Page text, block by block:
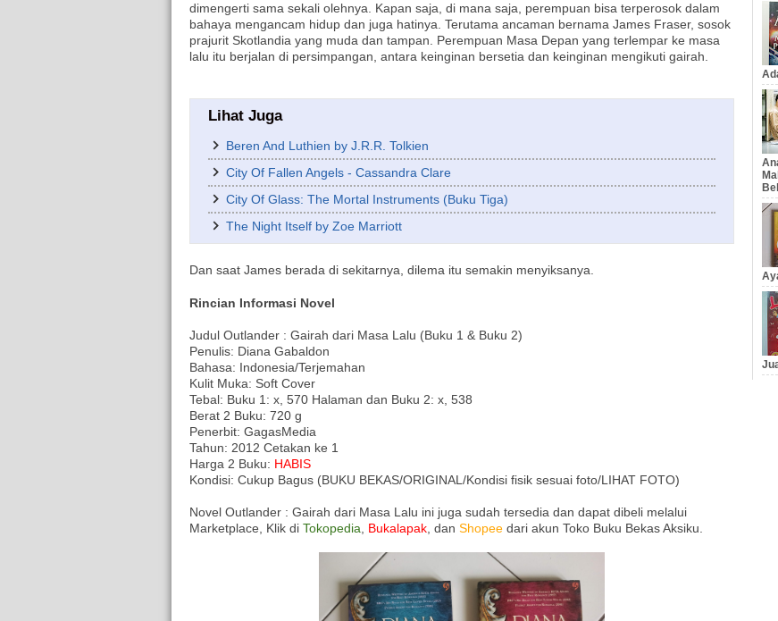
dimengerti sama sekali olehnya. Kapan saja, di mana saja, perempuan bisa terperosok dalam
bahaya mengancam hidup dan juga hatinya. Terutama ancaman bernama James Fraser, sosok
prajurit Skotlandia yang muda dan tampan. Perempuan Masa Depan yang terlempar ke masa
lalu itu berjalan di persimpangan, antara keinginan bersetia dan keinginan mengikuti gairah.
Lihat Juga
Beren And Luthien by J.R.R. Tolkien
City Of Fallen Angels - Cassandra Clare
City Of Glass: The Mortal Instruments (Buku Tiga)
The Night Itself by Zoe Marriott
Dan saat James berada di sekitarnya, dilema itu semakin menyiksanya.
Rincian Informasi Novel
Judul Outlander : Gairah dari Masa Lalu (Buku 1 & Buku 2)
Penulis: Diana Gabaldon
Bahasa: Indonesia/Terjemahan
Kulit Muka: Soft Cover
Tebal: Buku 1: x, 570 Halaman dan Buku 2: x, 538
Berat 2 Buku: 720 g
Penerbit: GagasMedia
Tahun: 2012 Cetakan ke 1
Harga 2 Buku: HABIS
Kondisi: Cukup Bagus (BUKU BEKAS/ORIGINAL/Kondisi fisik sesuai foto/LIHAT FOTO)
Novel Outlander : Gairah dari Masa Lalu ini juga sudah tersedia dan dapat dibeli melalui
Marketplace, Klik di Tokopedia, Bukalapak, dan Shopee dari akun Toko Buku Bekas Aksiku.